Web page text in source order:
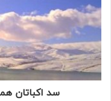
سد اکباتان